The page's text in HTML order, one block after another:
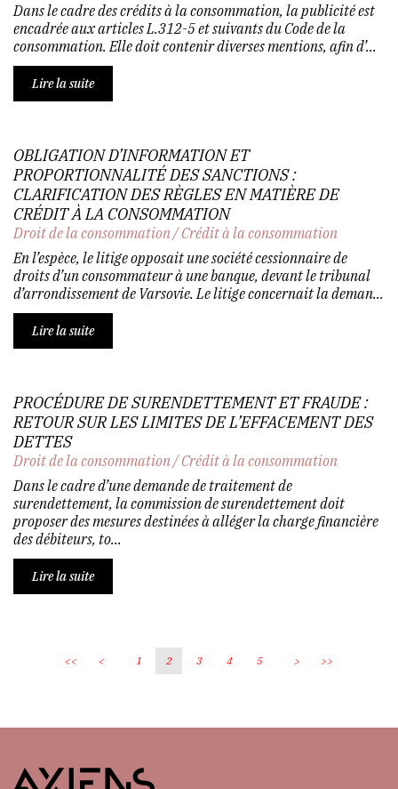
Dans le cadre des crédits à la consommation, la publicité est
encadrée aux articles L.312-5 et suivants du Code de la
consommation. Elle doit contenir diverses mentions, afin d’...
Lire la suite
OBLIGATION D’INFORMATION ET
PROPORTIONNALITÉ DES SANCTIONS :
CLARIFICATION DES RÈGLES EN MATIÈRE DE
CRÉDIT À LA CONSOMMATION
Droit de la consommation/Crédit à la consommation
En l’espèce, le litige opposait une société cessionnaire de
droits d’un consommateur à une banque, devant le tribunal
d’arrondissement de Varsovie. Le litige concernait la deman...
Lire la suite
PROCÉDURE DE SURENDETTEMENT ET FRAUDE :
RETOUR SUR LES LIMITES DE L’EFFACEMENT DES
DETTES
Droit de la consommation/Crédit à la consommation
Dans le cadre d’une demande de traitement de
surendettement, la commission de surendettement doit
proposer des mesures destinées à alléger la charge financière
des débiteurs, to...
Lire la suite
<< < 1 2 3 4 5 > >>